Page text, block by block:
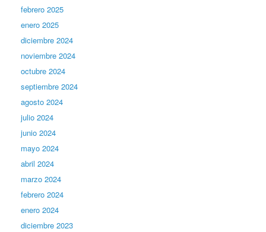
febrero 2025
enero 2025
diciembre 2024
noviembre 2024
octubre 2024
septiembre 2024
agosto 2024
julio 2024
junio 2024
mayo 2024
abril 2024
marzo 2024
febrero 2024
enero 2024
diciembre 2023